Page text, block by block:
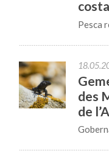
costa
Pesca
des
de